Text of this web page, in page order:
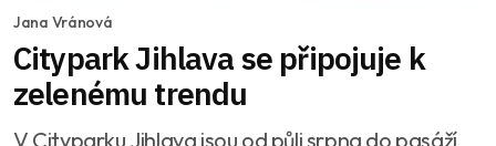
Jana Vránová
Citypark Jihlava se připojuje k
zelenému trendu
V Cityparku Jihlava jsou od půli srpna do pasáží